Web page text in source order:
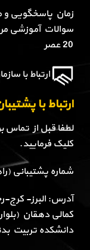
زمان پاسخگویی و
20 عصر
ارتباط با
ارتباط با
لطفا قبل از تماس
کلیک فرمایید.
شماره پشتیبانی
آدرس: البرز- کرج-
کمالی دهقان
دانشکده تربیت